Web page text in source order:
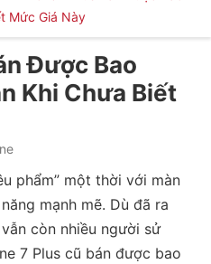
Mức Giá Này
Được Bao
Khi Chưa Biết
phẩm” một thời với màn
mạnh mẽ. Dù đã ra
còn nhiều người sử
7 Plus cũ bán được bao